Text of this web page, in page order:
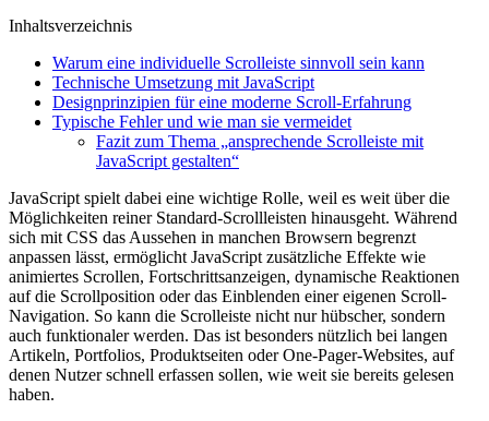
Inhaltsverzeichnis
Warum eine individuelle Scrolleiste sinnvoll sein kann
Technische Umsetzung mit JavaScript
Designprinzipien für eine moderne Scroll-Erfahrung
Typische Fehler und wie man sie vermeidet
Fazit zum Thema „ansprechende Scrolleiste mit
JavaScript gestalten“
JavaScript spielt dabei eine wichtige Rolle, weil es weit über die
Möglichkeiten reiner Standard-Scrollleisten hinausgeht. Während
sich mit CSS das Aussehen in manchen Browsern begrenzt
anpassen lässt, ermöglicht JavaScript zusätzliche Effekte wie
animiertes Scrollen, Fortschrittsanzeigen, dynamische Reaktionen
auf die Scrollposition oder das Einblenden einer eigenen Scroll-
Navigation. So kann die Scrolleiste nicht nur hübscher, sondern
auch funktionaler werden. Das ist besonders nützlich bei langen
Artikeln, Portfolios, Produktseiten oder One-Pager-Websites, auf
denen Nutzer schnell erfassen sollen, wie weit sie bereits gelesen
haben.